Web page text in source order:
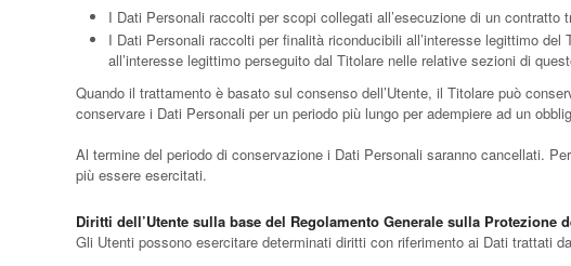
I Dati Personali raccolti per scopi collegati all’esecuzione di un
I Dati Personali raccolti per finalità riconducibili all’interesse legittimo
all’interesse legittimo perseguito dal Titolare nelle relative sezioni di
Quando il trattamento è basato sul consenso dell’Utente, il Titolare può
conservare i Dati Personali per un periodo più lungo per adempiere ad un
Al termine del periodo di conservazione i Dati Personali saranno cancellati.
più essere esercitati.
Diritti dell’Utente sulla base del Regolamento Generale sulla Protezione
Gli Utenti possono esercitare determinati diritti con riferimento ai Dati trattati